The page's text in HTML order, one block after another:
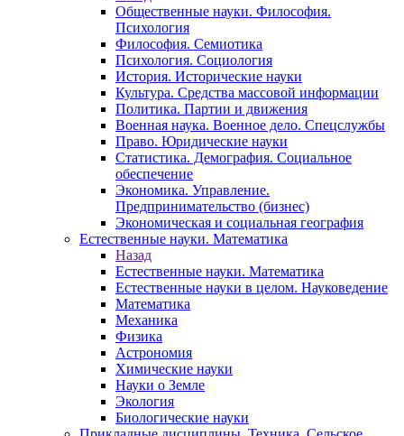
Общественные науки. Философия.
Психология
Философия. Семиотика
Психология. Социология
История. Исторические науки
Культура. Средства массовой информации
Политика. Партии и движения
Военная наука. Военное дело. Спецслужбы
Право. Юридические науки
Статистика. Демография. Социальное
обеспечение
Экономика. Управление.
Предпринимательство (бизнес)
Экономическая и социальная география
Естественные науки. Математика
Назад
Естественные науки. Математика
Естественные науки в целом. Науковедение
Математика
Механика
Физика
Астрономия
Химические науки
Науки о Земле
Экология
Биологические науки